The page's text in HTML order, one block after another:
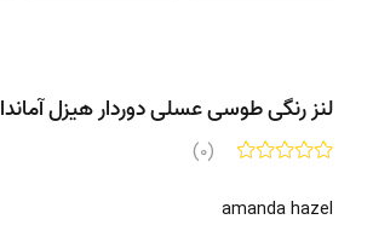
لنز رنگی طوسی عسلی دوردار هیزل آماندا
(0)
amanda hazel